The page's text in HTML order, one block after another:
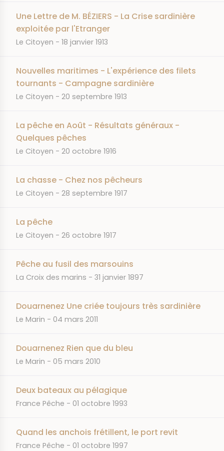
Une Lettre de M. BÉZIERS - La Crise sardinière
exploitée par l'Etranger
JOURNAL
Le Citoyen DATE
18 janvier 1913
Nouvelles maritimes - L'expérience des filets
tournants - Campagne sardinière
JOURNAL
Le Citoyen DATE
20 septembre 1913
La pêche en Août - Résultats généraux -
Quelques pêches
JOURNAL
Le Citoyen DATE
20 octobre 1916
La chasse - Chez nos pêcheurs
JOURNAL
Le Citoyen DATE
28 septembre 1917
La pêche
JOURNAL
Le Citoyen DATE
26 octobre 1917
Pêche au fusil des marsouins
JOURNAL
La Croix des marins DATE
31 janvier 1897
Douarnenez Une criée toujours très sardinière
JOURNAL
Le Marin DATE
04 mars 2011
Douarnenez Rien que du bleu
JOURNAL
Le Marin DATE
05 mars 2010
Deux bateaux au pélagique
JOURNAL
France Pêche DATE
01 octobre 1993
Quand les anchois frétillent, le port revit
JOURNAL
France Pêche DATE
01 octobre 1997